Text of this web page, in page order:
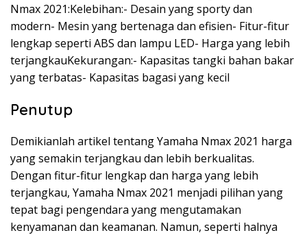
Nmax 2021:Kelebihan:- Desain yang sporty dan
modern- Mesin yang bertenaga dan efisien- Fitur-fitur
lengkap seperti ABS dan lampu LED- Harga yang lebih
terjangkauKekurangan:- Kapasitas tangki bahan bakar
yang terbatas- Kapasitas bagasi yang kecil
Penutup
Demikianlah artikel tentang Yamaha Nmax 2021 harga
yang semakin terjangkau dan lebih berkualitas.
Dengan fitur-fitur lengkap dan harga yang lebih
terjangkau, Yamaha Nmax 2021 menjadi pilihan yang
tepat bagi pengendara yang mengutamakan
kenyamanan dan keamanan. Namun, seperti halnya